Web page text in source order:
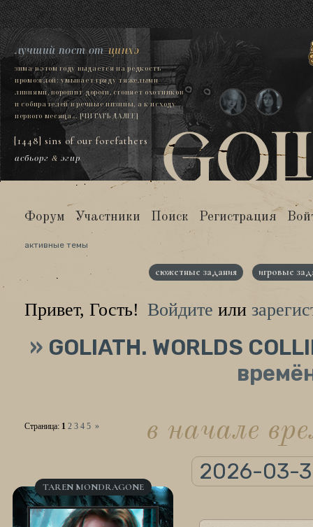
[1448] sins of our forefathers
асбьорг & эгир
лучший пост отцинхэ
зима в этом году выдается на редкость
промозглой: умывает гряду тяжелыми
ливнями, ворошит дороги, сгоняет охотников
и собирателей в речные низины, а к исходу
первого месяца...[ЧИТАТЬ ДАЛЕЕ]
Форум Участники Поиск Регистрация
активные темы
сюжетные задания игровые
Привет, Гость! Войдите или
» GOLIATH. WORLDS
в начале
Страница: 1 2 3 4 5 »
2026-03-
TAREN MONDRAGONE